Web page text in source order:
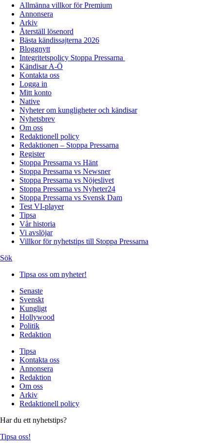
Allmänna villkor för Premium
Annonsera
Arkiv
Återställ lösenord
Bästa kändissajterna 2026
Bloggnytt
Integritetspolicy Stoppa Pressarna
Kändisar A-Ö
Kontakta oss
Logga in
Mitt konto
Native
Nyheter om kungligheter och kändisar
Nyhetsbrev
Om oss
Redaktionell policy
Redaktionen – Stoppa Pressarna
Register
Stoppa Pressarna vs Hänt
Stoppa Pressarna vs Newsner
Stoppa Pressarna vs Nöjeslivet
Stoppa Pressarna vs Nyheter24
Stoppa Pressarna vs Svensk Dam
Test VI-player
Tipsa
Vår historia
Vi avslöjar
Villkor för nyhetstips till Stoppa Pressarna
Sök
Tipsa oss om nyheter!
Senaste
Svenskt
Kungligt
Hollywood
Politik
Redaktion
Tipsa
Kontakta oss
Annonsera
Redaktion
Om oss
Arkiv
Redaktionell policy
Har du ett nyhetstips?
Tipsa oss!